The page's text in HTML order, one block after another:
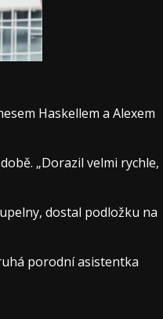
Haskellem a Alexem
„Dorazil velmi rychle,
dostal podložku na
porodní asistentka